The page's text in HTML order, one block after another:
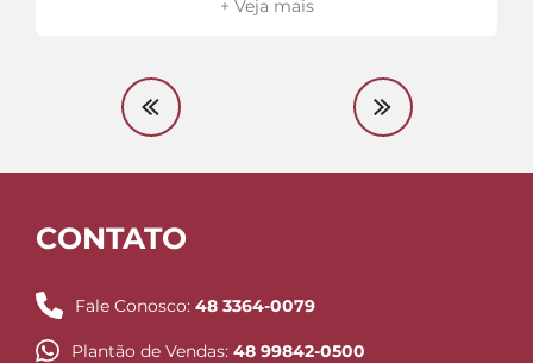
+ Veja mais
CONTATO
Fale Conosco: 48 3364-0079
Plantão de Vendas: 48 99842-0500